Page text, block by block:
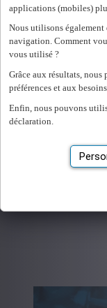
applications (mobiles)
Nous utilisons
navigation. Comment
vous utilisé ?
Grâce aux résultats, nous
préférences et aux
Enfin, nous pouvons
déclaration.